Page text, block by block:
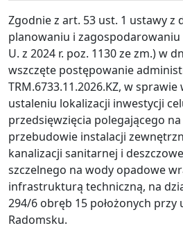
Zgodnie z art. 53 ust. 1 ustawy z
planowaniu i
U. z 2024 r. poz. 1130 ze zm.) w
wszczęte postępowanie
TRM.6733.11.2026.KZ, w
ustaleniu lokalizacji inwestycji
przedsięwzięcia polegającego
przebudowie instalacji
kanalizacji sanitarnej i
szczelnego na wody opadowe
infrastrukturą techniczną, na
294/6 obręb 15 położonych przy
Radomsku.